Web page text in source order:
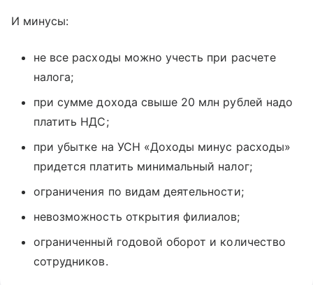
И минусы:
не все расходы можно учесть при расчете
налога;
при сумме дохода свыше 20 млн рублей надо
платить НДС;
при убытке на УСН «Доходы минус расходы»
придется платить минимальный налог;
ограничения по видам деятельности;
невозможность открытия филиалов;
ограниченный годовой оборот и количество
сотрудников.